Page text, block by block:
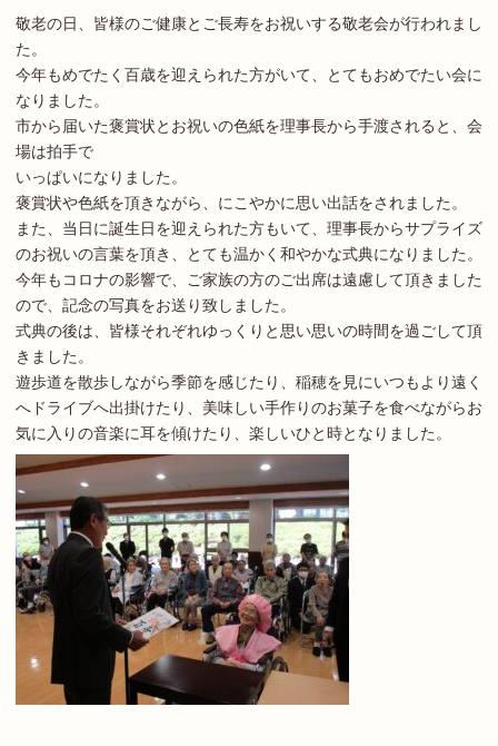
敬老の日、皆様のご健康とご長寿をお祝いする敬老会が行われまし
た。
今年もめでたく百歳を迎えられた方がいて、とてもおめでたい会に
なりました。
市から届いた褒賞状とお祝いの色紙を理事長から手渡されると、会
場は拍手で
いっぱいになりました。
褒賞状や色紙を頂きながら、にこやかに思い出話をされました。
また、当日に誕生日を迎えられた方もいて、理事長からサプライズ
のお祝いの言葉を頂き、とても温かく和やかな式典になりました。
今年もコロナの影響で、ご家族の方のご出席は遠慮して頂きました
ので、記念の写真をお送り致しました。
式典の後は、皆様それぞれゆっくりと思い思いの時間を過ごして頂
きました。
遊歩道を散歩しながら季節を感じたり、稲穂を見にいつもより遠く
へドライブへ出掛けたり、美味しい手作りのお菓子を食べながらお
気に入りの音楽に耳を傾けたり、楽しいひと時となりました。